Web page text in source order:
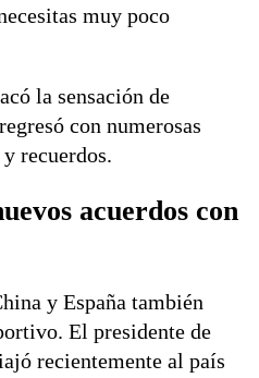
muy poco
la sensación de
con numerosas
recuerdos.
acuerdos con
y España también
El presidente de
recientemente al país